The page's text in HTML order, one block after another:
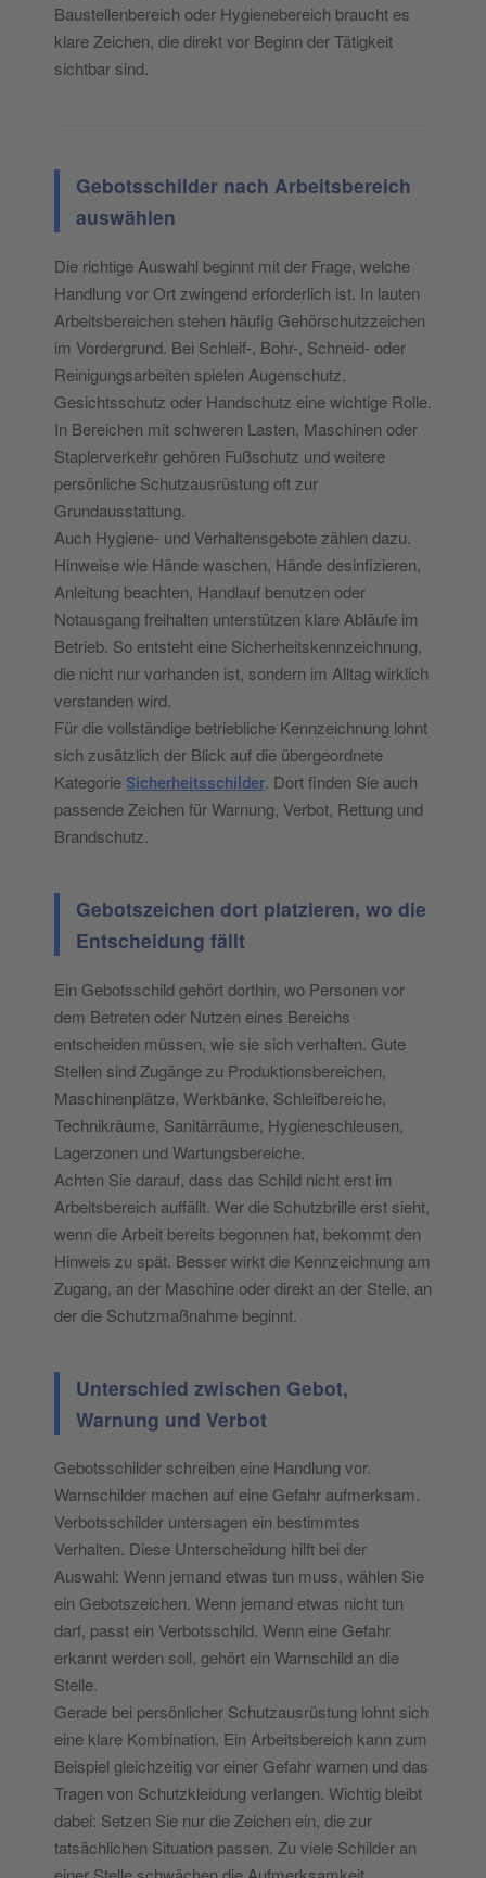
Baustellenbereich oder Hygienebereich braucht es
klare Zeichen, die direkt vor Beginn der Tätigkeit
sichtbar sind.
Gebotsschilder nach Arbeitsbereich
auswählen
Die richtige Auswahl beginnt mit der Frage, welche
Handlung vor Ort zwingend erforderlich ist. In lauten
Arbeitsbereichen stehen häufig Gehörschutzzeichen
im Vordergrund. Bei Schleif-, Bohr-, Schneid- oder
Reinigungsarbeiten spielen Augenschutz,
Gesichtsschutz oder Handschutz eine wichtige Rolle.
In Bereichen mit schweren Lasten, Maschinen oder
Staplerverkehr gehören Fußschutz und weitere
persönliche Schutzausrüstung oft zur
Grundausstattung.
Auch Hygiene- und Verhaltensgebote zählen dazu.
Hinweise wie Hände waschen, Hände desinfizieren,
Anleitung beachten, Handlauf benutzen oder
Notausgang freihalten unterstützen klare Abläufe im
Betrieb. So entsteht eine Sicherheitskennzeichnung,
die nicht nur vorhanden ist, sondern im Alltag wirklich
verstanden wird.
Für die vollständige betriebliche Kennzeichnung lohnt
sich zusätzlich der Blick auf die übergeordnete
Kategorie Sicherheitsschilder. Dort finden Sie auch
passende Zeichen für Warnung, Verbot, Rettung und
Brandschutz.
Gebotszeichen dort platzieren, wo die
Entscheidung fällt
Ein Gebotsschild gehört dorthin, wo Personen vor
dem Betreten oder Nutzen eines Bereichs
entscheiden müssen, wie sie sich verhalten. Gute
Stellen sind Zugänge zu Produktionsbereichen,
Maschinenplätze, Werkbänke, Schleifbereiche,
Technikräume, Sanitärräume, Hygieneschleusen,
Lagerzonen und Wartungsbereiche.
Achten Sie darauf, dass das Schild nicht erst im
Arbeitsbereich auffällt. Wer die Schutzbrille erst sieht,
wenn die Arbeit bereits begonnen hat, bekommt den
Hinweis zu spät. Besser wirkt die Kennzeichnung am
Zugang, an der Maschine oder direkt an der Stelle, an
der die Schutzmaßnahme beginnt.
Unterschied zwischen Gebot,
Warnung und Verbot
Gebotsschilder schreiben eine Handlung vor.
Warnschilder machen auf eine Gefahr aufmerksam.
Verbotsschilder untersagen ein bestimmtes
Verhalten. Diese Unterscheidung hilft bei der
Auswahl: Wenn jemand etwas tun muss, wählen Sie
ein Gebotszeichen. Wenn jemand etwas nicht tun
darf, passt ein Verbotsschild. Wenn eine Gefahr
erkannt werden soll, gehört ein Warnschild an die
Stelle.
Gerade bei persönlicher Schutzausrüstung lohnt sich
eine klare Kombination. Ein Arbeitsbereich kann zum
Beispiel gleichzeitig vor einer Gefahr warnen und das
Tragen von Schutzkleidung verlangen. Wichtig bleibt
dabei: Setzen Sie nur die Zeichen ein, die zur
tatsächlichen Situation passen. Zu viele Schilder an